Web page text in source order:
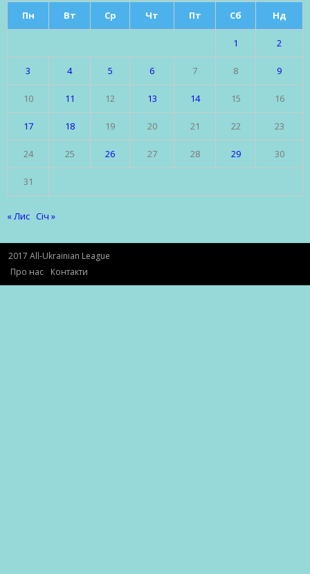
Пн Вт Ср Чт Пт Сб Нд
1 2
3 4 5 6 7 8 9
10 11 12 13 14 15 16
17 18 19 20 21 22 23
24 25 26 27 28 29 30
31
« Лис Січ »
2017 All-Ukrainian League
Про нас
Контакти